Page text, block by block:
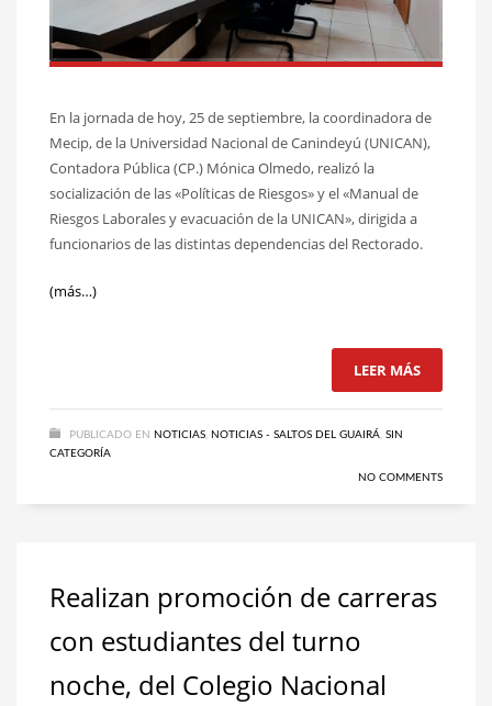
En la jornada de hoy, 25 de septiembre, la coordinadora de
Mecip, de la Universidad Nacional de Canindeyú (UNICAN),
Contadora Pública (CP.) Mónica Olmedo, realizó la
socialización de las «Políticas de Riesgos» y el «Manual de
Riesgos Laborales y evacuación de la UNICAN», dirigida a
funcionarios de las distintas dependencias del Rectorado.
(más…)
LEER MÁS
PUBLICADO EN NOTICIAS NOTICIAS - SALTOS DEL GUAIRÁ SIN
CATEGORÍA
NO COMMENTS
Realizan promoción de carreras
con estudiantes del turno
noche, del Colegio Nacional